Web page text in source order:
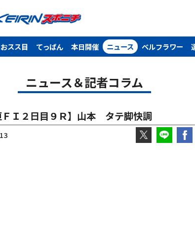
おスス目 てっぱん 本日開催 ニュース ベルフラワー
ニュース＆記者コラム
ＦＩ２日目９Ｒ】山本 タテ脚快調